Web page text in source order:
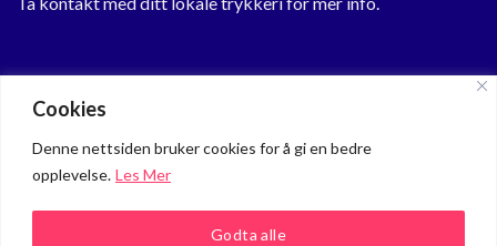
Cookies
Denne nettsiden bruker cookies for å gi en bedre
opplevelse. Les Mer
Godta alle
KUNDESENTER
Min Profil
Om oss